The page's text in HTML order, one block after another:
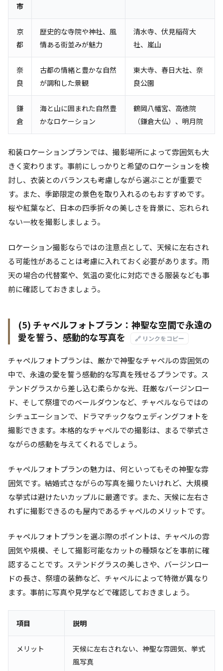
市
京
都
歴史的な寺院や神社、風
情ある街並みが魅力
清水寺、伏見稲荷大
社、嵐山
奈
良
古都の情緒と豊かな自然
が調和した景観
東大寺、春日大社、奈
良公園
鎌
倉
海と山に囲まれた自然豊
かなロケーション
鶴岡八幡宮、高徳院
（鎌倉大仏）、明月院
和装ロケーションプランでは、撮影場所によって雰囲気も大
きく変わります。事前にしっかりと希望のロケーションを検
討し、衣装とのバランスも考慮しながら選ぶことが重要で
す。また、季節限定の景色を取り入れるのもおすすめです。
桜や紅葉など、日本の四季折々の美しさを背景に、忘れられ
ない一枚を撮影しましょう。
ロケーション撮影ならではの注意点として、天候に左右され
る可能性があることは考慮に入れておく必要があります。雨
天の場合の代替案や、気温の変化に対応できる服装なども事
前に確認しておきましょう。
(5) チャペルフォトプラン：神聖な空間で永遠の
愛を誓う、感動的な写真を
🔗 リンクをコピー
チャペルフォトプランは、厳かで神聖なチャペルの雰囲気の
中で、永遠の愛を誓う感動的な写真を残せるプランです。ス
テンドグラスから差し込む柔らかな光、荘厳なバージンロー
ド、そして祭壇でのベールダウンなど、チャペルならではの
シチュエーションで、ドラマチックなウェディングフォトを
撮影できます。本格的なチャペルでの撮影は、まるで挙式さ
ながらの感動を与えてくれるでしょう。
チャペルフォトプランの魅力は、何といってもその神聖な雰
囲気です。結婚式さながらの写真を撮りたいけれど、大規模
な挙式は避けたいカップルに最適です。また、天候に左右さ
れずに撮影できるのも屋内であるチャペルのメリットです。
チャペルフォトプランを選ぶ際のポイントは、チャペルの雰
囲気や規模、そして撮影可能なカットの種類などを事前に確
認することです。ステンドグラスの美しさや、バージンロー
ドの長さ、祭壇の装飾など、チャペルによって特徴が異なり
ます。事前に写真や見学などで確認しておきましょう。
項目 説明
メリット
天候に左右されない、神聖な雰囲気、挙式
風写真